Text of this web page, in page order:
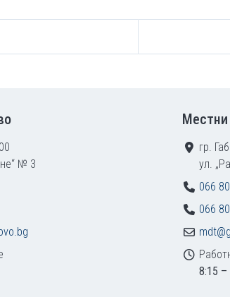
№ 3
гр.
ул.
066
066
8:15 –